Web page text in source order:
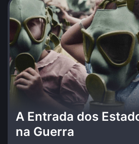
A Entrada dos
na Guerra